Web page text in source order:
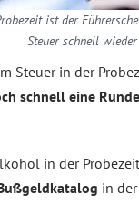
ist der
Steuer schnell
Steuer in der
schnell eine
in der
in